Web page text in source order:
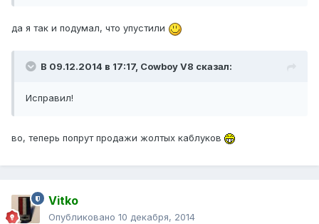
да я так и подумал, что упустили
В 09.12.2014 в 17:17, Cowboy V8 сказал:
Исправил!
во, теперь попрут продажи жолтых каблуков
Vitko
Опубликовано 10 декабря, 2014